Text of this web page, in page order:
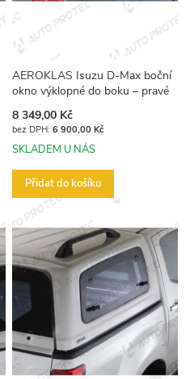
AEROKLAS Isuzu D-Max boční
okno výklopné do boku – pravé
8 349,00 Kč
6 900,00 Kč
SKLADEM U NÁS
Přidat do košíku